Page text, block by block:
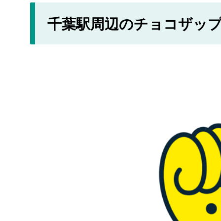
千葉駅周辺のチョコザッ